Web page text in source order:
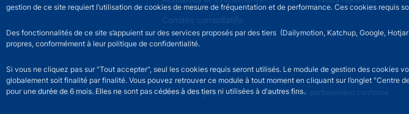
gestion de ce site requiert l’utilisation de cookies de mesure de fréquentation et de performance. Ces cookies requis
Des fonctionnalités de ce site s’appuient sur des services proposés par des tiers (Dailymotion, Katchup, Google,
propres, conformément à leur politique de confidentialité.
Si vous ne cliquez pas sur "Tout accepter", seul les cookies requis seront utilisés. Le module de gestion des cookies
globalement soit finalité par finalité. Vous pouvez retrouver ce module à tout moment en cliquant sur l’onglet "Centre
pour une durée de 6 mois. Elles ne sont pas cédées à des tiers ni utilisées à d'autres fins.
Comités consultatifs
©2026 Banque de France Footer legal notice menu
Mentions légales Accessibilité partiellement conforme